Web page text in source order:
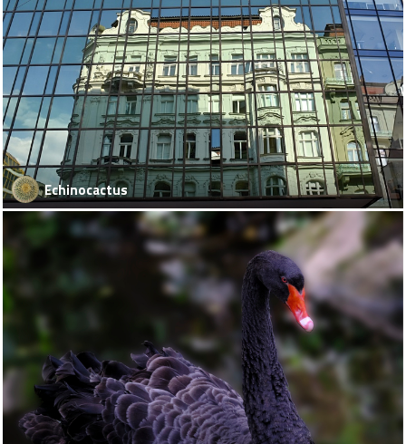
Echinocactus